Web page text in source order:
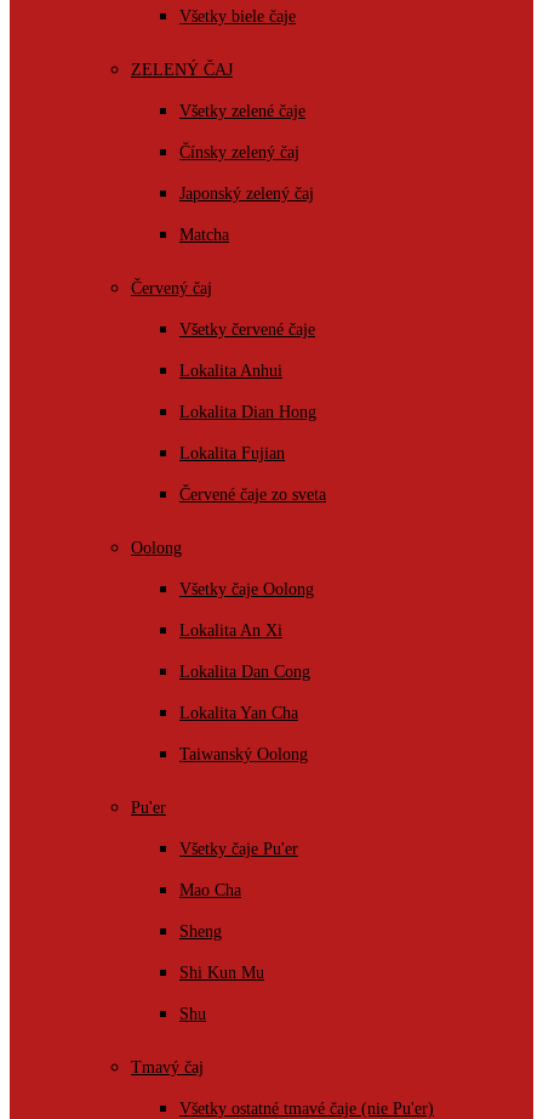
Všetky biele čaje
ZELENÝ ČAJ
Všetky zelené čaje
Čínsky zelený čaj
Japonský zelený čaj
Matcha
Červený čaj
Všetky červené čaje
Lokalita Anhui
Lokalita Dian Hong
Lokalita Fujian
Červené čaje zo sveta
Oolong
Všetky čaje Oolong
Lokalita An Xi
Lokalita Dan Cong
Lokalita Yan Cha
Taiwanský Oolong
Pu'er
Všetky čaje Pu'er
Mao Cha
Sheng
Shi Kun Mu
Shu
Tmavý čaj
Všetky ostatné tmavé čaje (nie Pu'er)